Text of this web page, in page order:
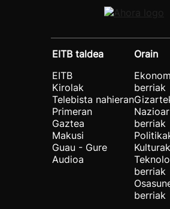
EITB taldea
EITB
Kirolak
Telebista nahieran
Primeran
Gaztea
Makusi
Guau - Gure
Audioa
Orain
berriak
berriak
berriak
berriak